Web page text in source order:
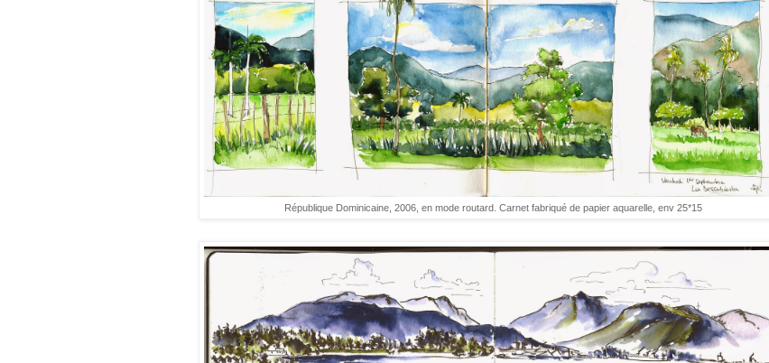
République Dominicaine, 2006, en mode routard. Carnet fabriqué de papier aquarelle, env 25*15